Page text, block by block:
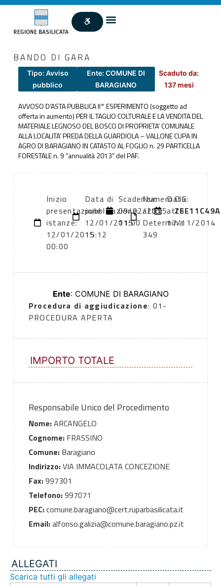
BANDO DI GARA
Tipo: Avviso
pubblico
Ente: COMUNE DI
BARAGIANO
Scaduto da:
137 mesi
AVVOSO D’ASTA PUBBLICA II° ESPERIMENTO (soggetto ad
offerta in aumento) PER IL TAGLIO COLTURALE E LA VENDITA DEL
MATERIALE LEGNOSO DEL BOSCO DI PROPRIETA’ COMUNALE
ALLA LOCALITA’ PREDA DELLA GUARDIOLA – VALLONE CUPA IN
AGRO DI BARAGIANO IN CATASTO AL FOGLIO n. 29 PARTICELLA
FORESTALE n. 9 “annualità 2013” del PAF.
Inizio
presentazione
istanze:
12/01/2015
00:00
Data di
pubblicazione:
12/01/2015
15:12
Scadenza:
09/02/2015
11:00
Numero
atto:
Determina
349
Data
atto:
17/11/2014
CIG:
Ente: COMUNE DI BARAGIANO
Procedura di aggiudicazione: 01-
PROCEDURA APERTA
IMPORTO TOTALE
Responsabile Unico del Procedimento
Nome:ARCANGELO
Cognome:FRASSINO
Comune:Baragiano
Indirizzo:VIA IMMACOLATA CONCEZIONE
Fax:997301
Telefono:997071
PEC:comune.baragiano@cert.ruparbasilicata.it
Email:alfonso.galizia@comune.baragiano.pz.it
ALLEGATI
Scarica tutti gli allegati